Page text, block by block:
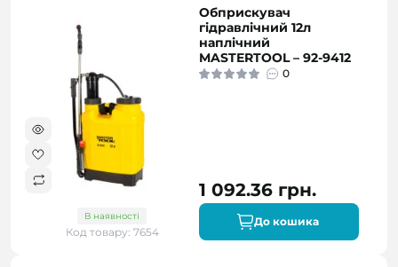
В наявності
Код товару: 7654
Обприскувач
гідравлічний 12л
наплічний
MASTERTOOL – 92-9412
0
1 092.36 грн.
До кошика